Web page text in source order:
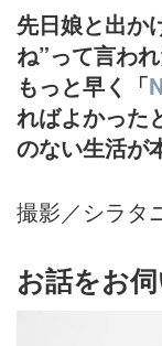
先日娘と出か
ね”って言わ
もっと早く「
ればよかった
のない生活が
撮影／シラタ
お話をお